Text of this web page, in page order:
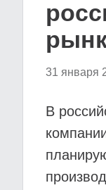
31 января
В